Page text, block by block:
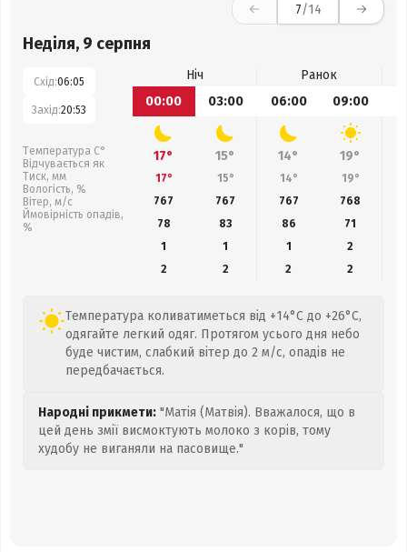
7/14
Неділя, 9 серпня
Схід:06:05
Захід:20:53
Температура С°
Відчувається як
Тиск, мм
Вологість, %
Вітер, м/с
Ймовірність опадів,
%
Ніч
Ранок
00:00
03:00 06:00 09:00
17° 15° 14° 19°
17° 15° 14° 19°
767
767 767 768
78
83 86 71
1
1 1
2
2
2 2 2
Температура коливатиметься від +14°C до +26°C,
одягайте легкий одяг. Протягом усього дня небо
буде чистим, слабкий вітер до 2 м/с, опадів не
передбачається.
Народні прикмети: "Матія (Матвія). Вважалося, що в
цей день змії висмоктують молоко з корів, тому
худобу не виганяли на пасовище."